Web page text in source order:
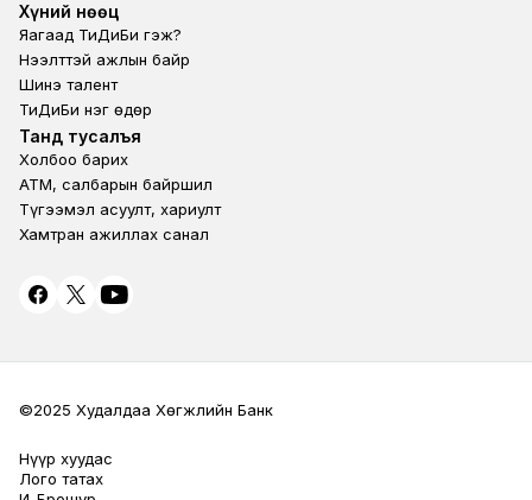
Footer second
Хүний нөөц
Яагаад ТиДиБи гэж?
Нээлттэй ажлын байр
Шинэ талент
ТиДиБи нэг өдөр
Footer fourth
Танд тусалъя
Холбоо барих
ATM, салбарын байршил
Түгээмэл асуулт, хариулт
Хамтран ажиллах санал
©2025 Худалдаа Хөгжлийн Банк
Terms Privacy
Нүүр хуудас
Лого татах